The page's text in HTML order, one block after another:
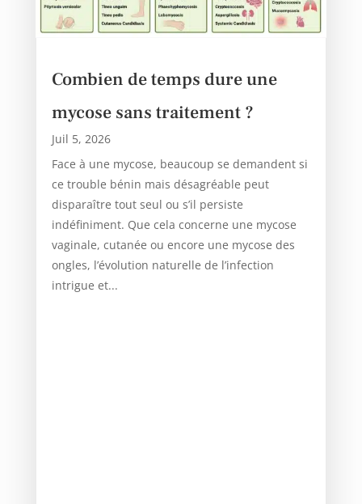
Combien de temps dure une
mycose sans traitement ?
Juil 5, 2026
Face à une mycose, beaucoup se demandent si
ce trouble bénin mais désagréable peut
disparaître tout seul ou s’il persiste
indéfiniment. Que cela concerne une mycose
vaginale, cutanée ou encore une mycose des
ongles, l’évolution naturelle de l’infection
intrigue et...